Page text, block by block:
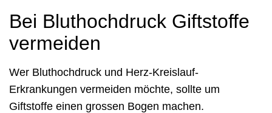
Bei Bluthochdruck Giftstoffe
vermeiden
Wer Bluthochdruck und Herz-Kreislauf-
Erkrankungen vermeiden möchte, sollte um
Giftstoffe einen grossen Bogen machen.